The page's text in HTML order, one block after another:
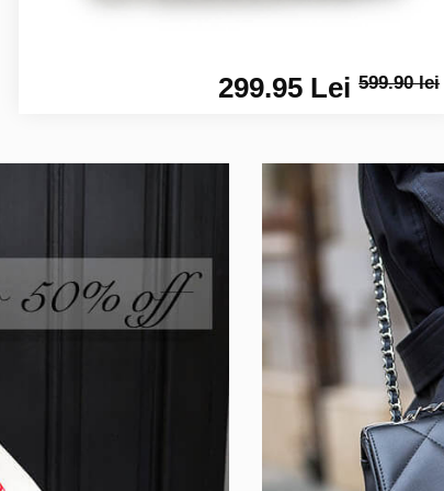
299.95 Lei599.90 lei